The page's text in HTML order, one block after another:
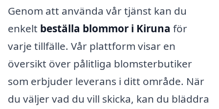
Genom att använda vår tjänst kan du
enkelt beställa blommor i Kiruna för
varje tillfälle. Vår plattform visar en
översikt över pålitliga blomsterbutiker
som erbjuder leverans i ditt område. När
du väljer vad du vill skicka, kan du bläddra